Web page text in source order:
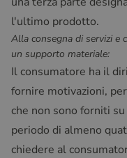
l'ultimo prodotto.
Alla consegna di servizi e
un supporto materiale:
Il consumatore ha il
fornire motivazioni,
che non sono forniti
periodo di almeno
chiedere al